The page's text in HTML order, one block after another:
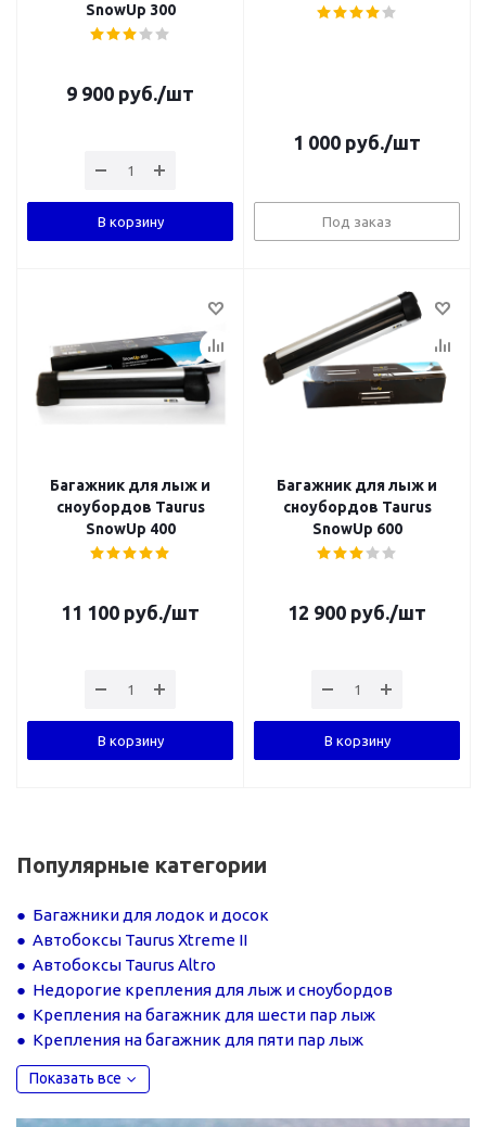
SnowUp 300
9 900 руб./шт
В корзину
1 000 руб./шт
Под заказ
Багажник для лыж и
сноубордов Taurus
SnowUp 400
11 100 руб./шт
В корзину
Багажник для лыж и
сноубордов Taurus
SnowUp 600
12 900 руб./шт
В корзину
Популярные категории
Багажники для лодок и досок
Автобоксы Taurus Xtreme II
Автобоксы Taurus Altro
Недорогие крепления для лыж и сноубордов
Крепления на багажник для шести пар лыж
Крепления на багажник для пяти пар лыж
Показать все